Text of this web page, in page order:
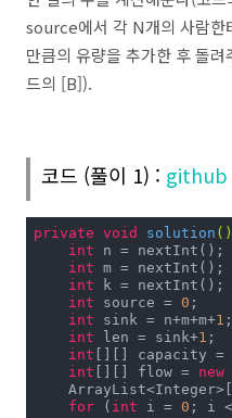
source에서 각 N개의 사람한
만큼의 유량을 추가한 후 돌
드의 [B]).
코드 (풀이 1) : github
private void solution ()
int n = nextInt();
int m = nextInt();
int k = nextInt();
int source = 0 ;
int sink = n+m+m+1 ;
int len = sink+1 ;
int [][] capacity =
int [][] flow = new
for ( int i = 0 ; i <